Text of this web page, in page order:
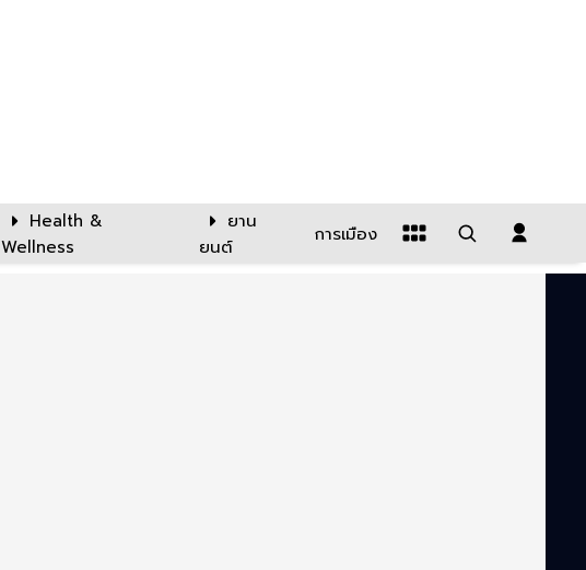
Health &
Wellness
ยาน
ยนต์
การเมือง